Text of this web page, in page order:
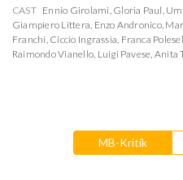
CAST Ennio Girolami, Gloria Paul,
Giampiero Littera, Enzo Andronico,
Franchi, Ciccio Ingrassia, Franca
Raimondo Vianello, Luigi Pavese, Anita
MB-Kritik